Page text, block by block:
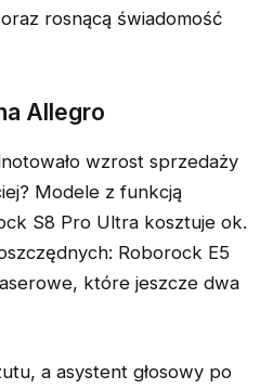
rosnącą świadomość
Allegro
wzrost sprzedaży
Modele z funkcją
S8 Pro Ultra kosztuje ok.
Roborock E5
które jeszcze dwa
a asystent głosowy po